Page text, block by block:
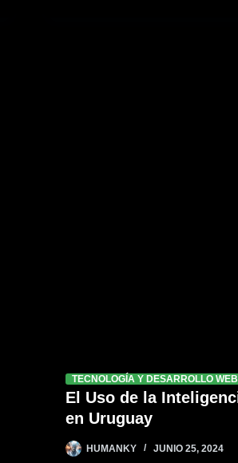
TECNOLOGÍA Y DESARROLLO WEB
El Uso de la
en Uruguay
HUMANKY JUNIO 25, 2024